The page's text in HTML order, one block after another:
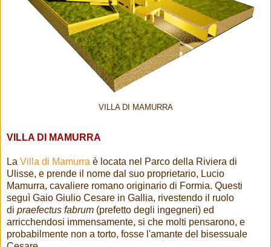
VILLA DI MAMURRA
VILLA DI MAMURRA
La Villa di Mamurra è locata nel Parco della Riviera di
Ulisse, e prende il nome dal suo proprietario, Lucio
Mamurra, cavaliere romano originario di Formia. Questi
seguì Gaio Giulio Cesare in Gallia, rivestendo il ruolo
di praefectus fabrum (prefetto degli ingegneri) ed
arricchendosi immensamente, si che molti pensarono, e
probabilmente non a torto, fosse l'amante del bisessuale